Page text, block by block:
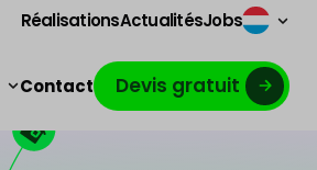
RéalisationsActualitésJobs
Contact Devis gratuit